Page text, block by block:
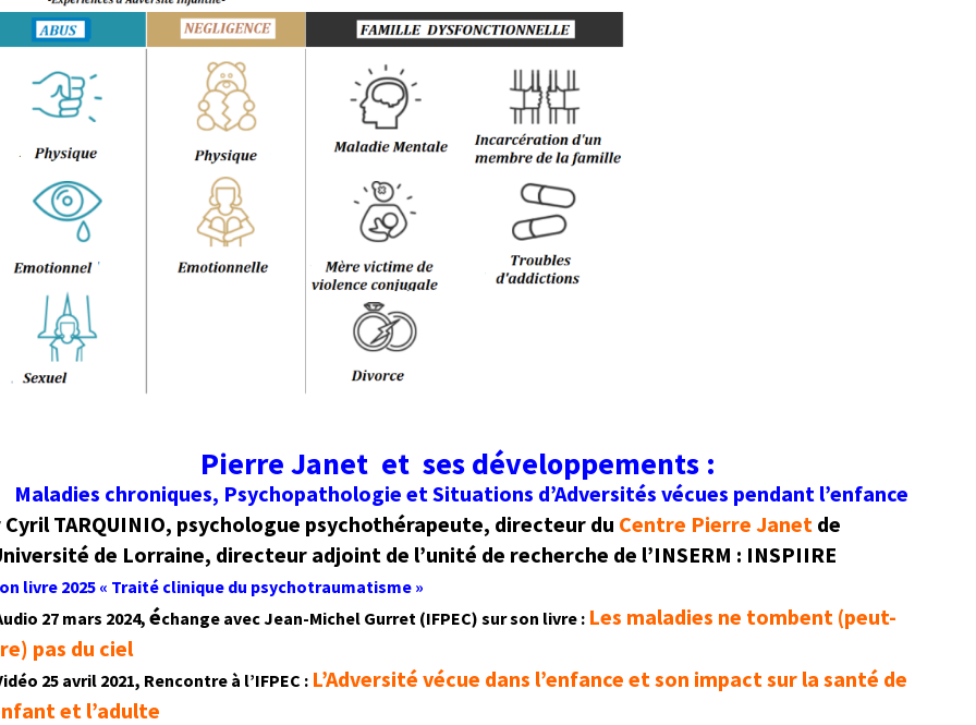
Pierre Janet et ses développements :
Maladies chroniques, Psychopathologie etSituations d’Adversités vécues pendant l’enfance
Cyril TARQUINIO, psychologue psychothérapeute, directeur du Centre Pierre Janet de
de Lorraine, directeur adjoint de l’unité de recherche de l’INSERM : INSPIIRE
livre 2025 « Traité clinique du psychotraumatisme »
27 mars 2024, échange avec Jean-Michel Gurret (IFPEC) sur son livre : Les maladies ne tombent (peut-
pas du ciel
25 avril 2021, Rencontre à l’IFPEC : L’Adversité vécue dans l’enfance et son impact sur la santé de
et l’adulte